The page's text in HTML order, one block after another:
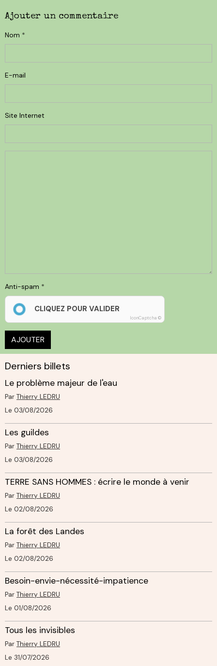
Ajouter un commentaire
Nom
E-mail
Site Internet
Anti-spam
CLIQUEZ POUR VALIDER
IconCaptcha ©
AJOUTER
Derniers billets
Le problème majeur de l'eau
Par Thierry LEDRU
Le 03/08/2026
Les guildes
Par Thierry LEDRU
Le 03/08/2026
TERRE SANS HOMMES : écrire le monde à venir
Par Thierry LEDRU
Le 02/08/2026
La forêt des Landes
Par Thierry LEDRU
Le 02/08/2026
Besoin-envie-nécessité-impatience
Par Thierry LEDRU
Le 01/08/2026
Tous les invisibles
Par Thierry LEDRU
Le 31/07/2026